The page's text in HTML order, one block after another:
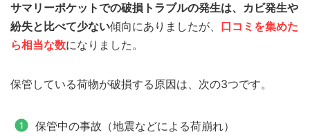
サマリーポケットでの破損トラブルの発生は、カビ発生や
紛失と比べて少ない傾向にありましたが、 口コミを集めた
ら相当な数になりました。
保管している荷物が破損する原因は、次の3つです。
保管中の事故（地震などによる荷崩れ）